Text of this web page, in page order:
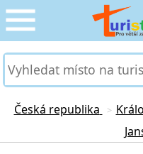
CESTOVÁNÍ
SLUŽBY & DOPRAVA
Česká republika >